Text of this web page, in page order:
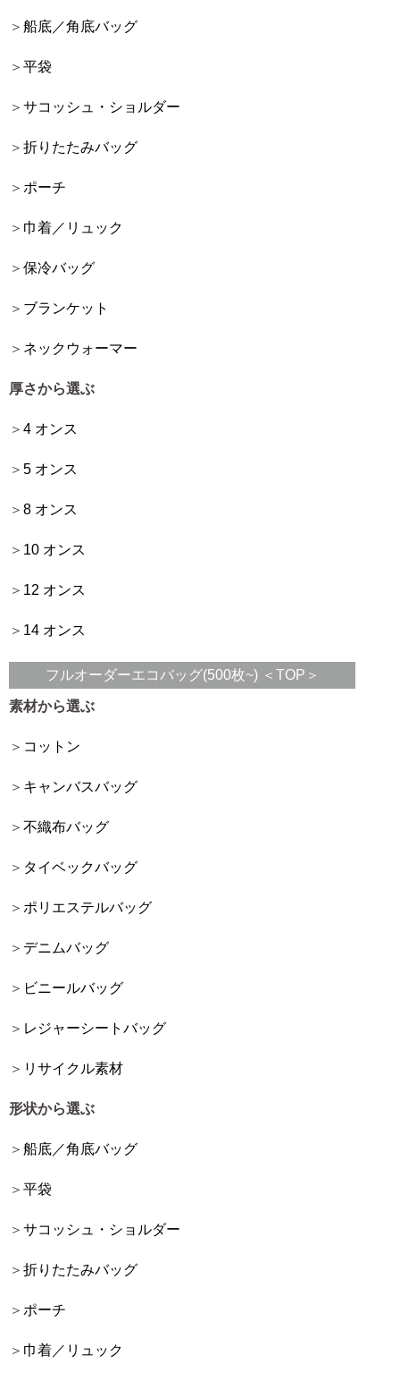
船底／角底バッグ
平袋
サコッシュ・ショルダー
折りたたみバッグ
ポーチ
巾着／リュック
保冷バッグ
ブランケット
ネックウォーマー
厚さから選ぶ
4 オンス
5 オンス
8 オンス
10 オンス
12 オンス
14 オンス
フルオーダーエコバッグ(500枚~) ＜TOP＞
素材から選ぶ
コットン
キャンバスバッグ
不織布バッグ
タイベックバッグ
ポリエステルバッグ
デニムバッグ
ビニールバッグ
レジャーシートバッグ
リサイクル素材
形状から選ぶ
船底／角底バッグ
平袋
サコッシュ・ショルダー
折りたたみバッグ
ポーチ
巾着／リュック